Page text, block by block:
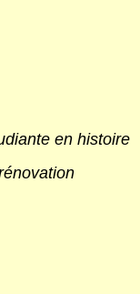
en histoire